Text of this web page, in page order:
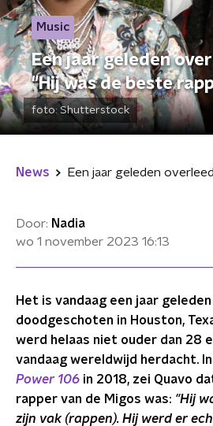
Music
Een jaar geleden
"Hij was de beste
foto: Shutterstock
News
Door: Nadia
wo 1 november 2023 16:13
Het is vandaag een jaar
doodgeschoten in Houston,
werd helaas niet ouder dan 28
vandaag wereldwijd herdacht.
Power 106 in 2018, zei Quavo
rapper van de Migos was: "Hij
zijn vak (rappen). Hij werd er